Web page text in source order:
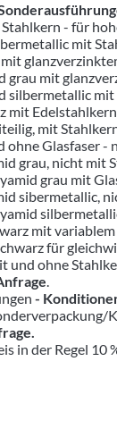
- für
mit
grau mit
silbermetallic
mit
mit
ohne Glasfaser
grau, nicht mit
grau mit
sibermetallic,
mit
für
und ohne
.
-
in der Regel 10